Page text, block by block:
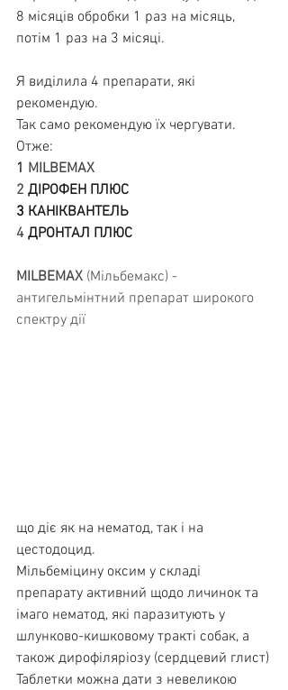
8 місяців обробки 1 раз на місяць,
потім 1 раз на 3 місяці.
Я виділила 4 препарати, які
рекомендую.
Так само рекомендую їх чергувати.
Отже:
1 MILBEMAX
2 ДІРОФЕН ПЛЮС
3 КАНІКВАНТЕЛЬ
4 ДРОНТАЛ ПЛЮС
MILBEMAX (Мільбемакс) -
антигельмінтний препарат широкого
спектру дії
що діє як на нематод, так і на
цестодоцид.
Мільбеміцину оксим у складі
препарату активний щодо личинок та
імаго нематод, які паразитують у
шлунково-кишковому тракті собак, а
також дирофіляріозу (сердцевий глист)
Таблетки можна дати з невеликою